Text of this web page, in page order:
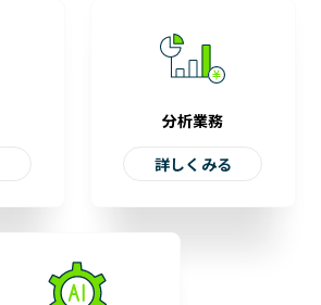
分析業務
詳しくみる